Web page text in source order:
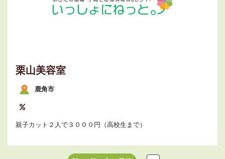
栗山美容室
鹿角市
親子カット２人で３０００円（高校生まで）